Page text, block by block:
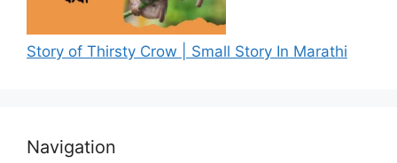
Story of Thirsty Crow | Small Story In Marathi
Navigation